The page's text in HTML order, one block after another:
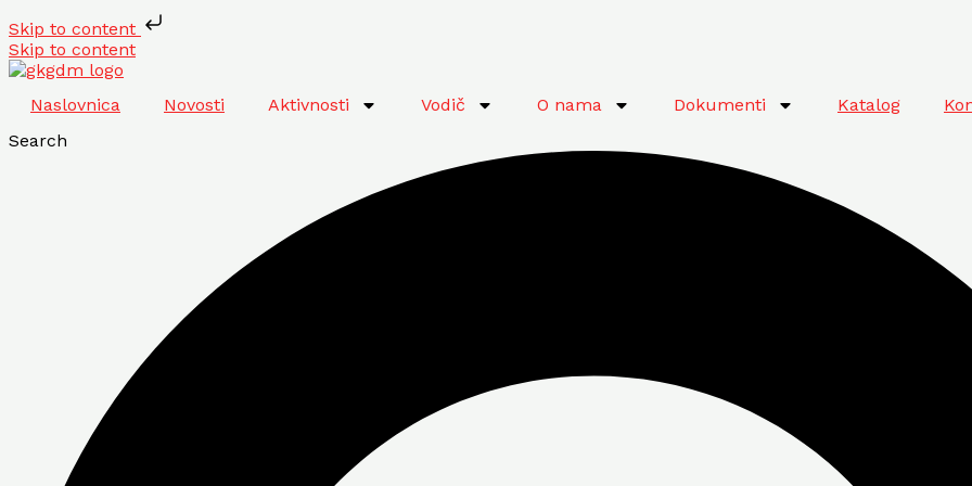
Skip to content
Skip to content
Naslovnica Novosti Aktivnosti Vodič O nama Dokumenti Katalog
Search